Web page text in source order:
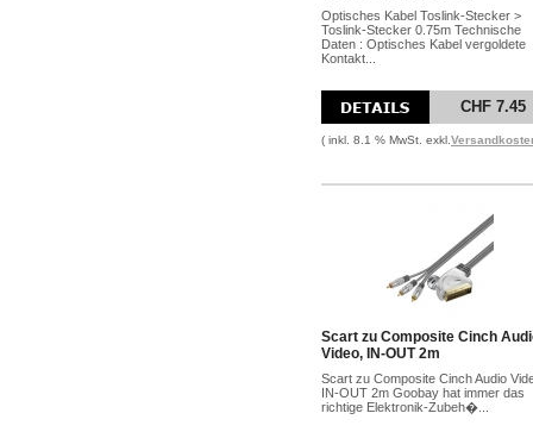
Optisches Kabel Toslink-Stecker >
Toslink-Stecker 0.75m Technische
Daten : Optisches Kabel vergoldete
Kontakt...
CHF 7.45
( inkl. 8.1 % MwSt. exkl.
Scart zu Composite Cinch
Video, IN-OUT 2m
Scart zu Composite Cinch Audio
IN-OUT 2m Goobay hat immer das
richtige Elektronik-Zubeh�...